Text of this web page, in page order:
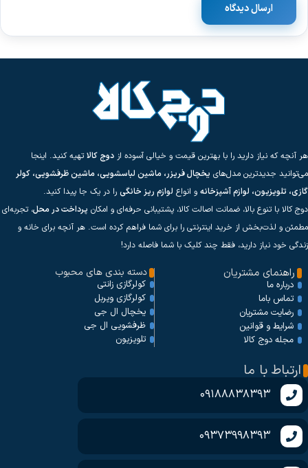
ارسال دیدگاه
هر آنچه که نیاز دارید را با بهترین قیمت و خیالی آسوده از دوج کالاتهیه کنید. اینجا
می‌توانید جدیدترین مدل‌های یخچال فریزر، ماشین لباسشویی، ماشین ظرفشویی، کولر
گازی، تلویزیون، لوازم آشپزخانه و انواع لوازم ریز خانگی را در یک جا پیدا کنید.
دوج کالا با تنوع بالا، ضمانت اصالت کالا، پشتیبانی حرفه‌ای و امکان پرداخت در محل، تجربه‌ای
مطمئن و لذت‌بخش از خرید اینترنتی را برای شما فراهم کرده است. هر آنچه برای خانه و
زندگی خود نیاز دارید، فقط چند کلیک با شما فاصله دارد!
راهنمای مشتریان
درباره ما
تماس باما
رضایت مشتریان
شرایط و قوانین
مجله دوج کالا
دسته بندی های محبوب
کولرگازی زانتی
کولرگازی ویربل
یخچال ال جی
ظرفشویی ال جی
تلویزیون
ارتباط با ما
09188838393
09373998393